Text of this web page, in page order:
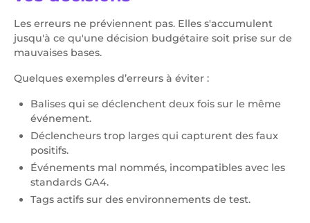
Les erreurs ne préviennent pas. Elles s'accumulent
jusqu'à ce qu'une décision budgétaire soit prise sur de
mauvaises bases.
Quelques exemples d’erreurs à éviter :
Balises qui se déclenchent deux fois sur le même
événement.
Déclencheurs trop larges qui capturent des faux
positifs.
Événements mal nommés, incompatibles avec les
standards GA4.
Tags actifs sur des environnements de test.